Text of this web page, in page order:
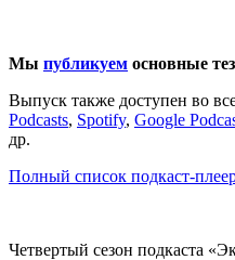
Мы публикуем основные
Выпуск также доступен во
Podcasts, Spotify, Google Pod
др.
Полный список подкаст-
Четвертый сезон подкаста